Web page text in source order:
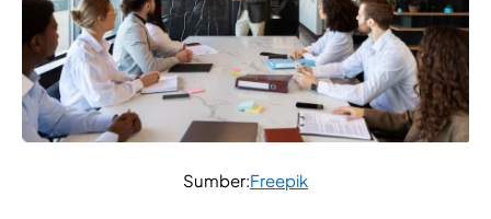
Sumber:Freepik